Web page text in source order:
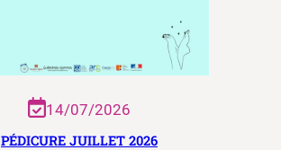
14/07/2026
PÉDICURE JUILLET 2026